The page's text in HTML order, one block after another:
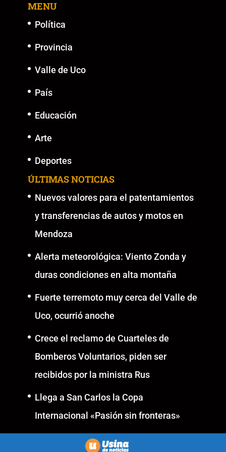
MENU
Política
Provincia
Valle de Uco
País
Educación
Arte
Deportes
ÚLTIMAS NOTICIAS
Nuevos valores para el patentamientos
y transferencias de autos y motos en
Mendoza
Alerta meteorológica: Viento Zonda y
duras condiciones en alta montaña
Fuerte terremoto muy cerca del Valle de
Uco, ocurrió anoche
Crece el reclamo de Cuarteles de
Bomberos Voluntarios, piden ser
recibidos por la ministra Rus
Llega a San Carlos la Copa
Internacional «Pasión sin fronteras»
Realizado con la mirada